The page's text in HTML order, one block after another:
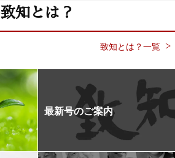
致知とは？
致知とは？一覧
最新号のご案内